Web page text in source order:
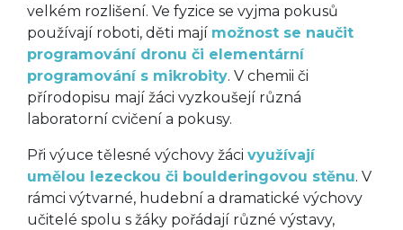
velkém rozlišení. Ve fyzice se vyjma pokusů
používají roboti, děti mají možnost se naučit
programování dronu či elementární
programování s mikrobity. V chemii či
přírodopisu mají žáci vyzkoušejí různá
laboratorní cvičení a pokusy.
Při výuce tělesné výchovy žáci využívají
umělou lezeckou či boulderingovou stěnu. V
rámci výtvarné, hudební a dramatické výchovy
učitelé spolu s žáky pořádají různé výstavy,